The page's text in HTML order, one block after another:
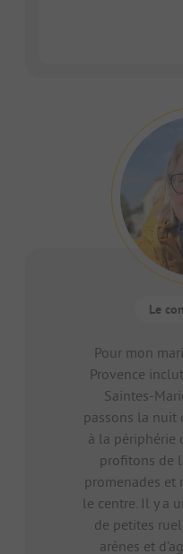
Le
Pour mon
Provence
Saintes-
passons la nuit
à la périphérie
profitons de
promenades et
le centre. Il y a
de petites
arènes et